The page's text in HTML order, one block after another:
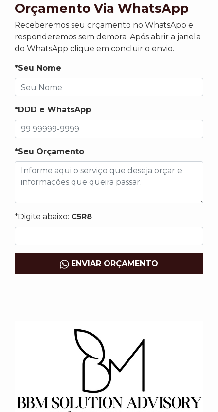
Orçamento Via WhatsApp
Receberemos seu orçamento no WhatsApp e
responderemos sem demora. Após abrir a janela
do WhatsApp clique em concluir o envio.
*Seu Nome
*DDD e WhatsApp
*Seu Orçamento
*Digite abaixo: C5R8
ENVIAR ORÇAMENTO